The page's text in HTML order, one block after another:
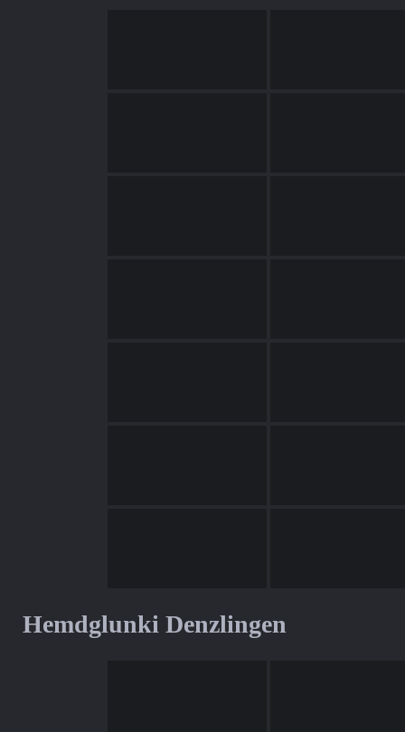
Hemdglunki Denzlingen